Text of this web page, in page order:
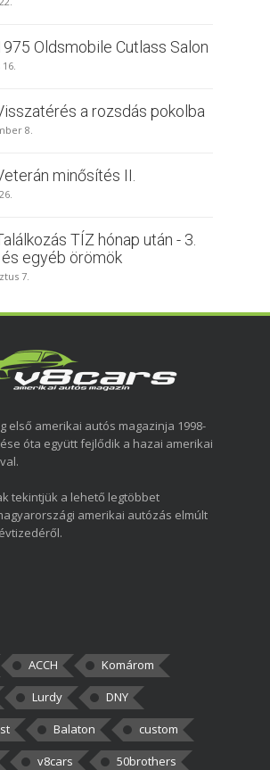
Oldsmobile Cutlass Salon
a rozsdás pokolba
8.
minősítés II.
TÍZ hónap után - 3.
és egyéb örömök
7.
első amerikai autós magazinja 1998-
óta együtt fejlődik a hazai amerikai
tekintjük a lehető legtöbbet
amerikai autózás elmúlt
ACCH
Komárom
Lurdy
DNY
Balaton
custom
v8cars 50brothers